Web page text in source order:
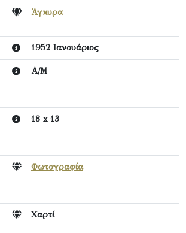
Άγκυρα
1952 Ιανουάριος
Α/Μ
18 x 13
Φωτογραφία
Χαρτί